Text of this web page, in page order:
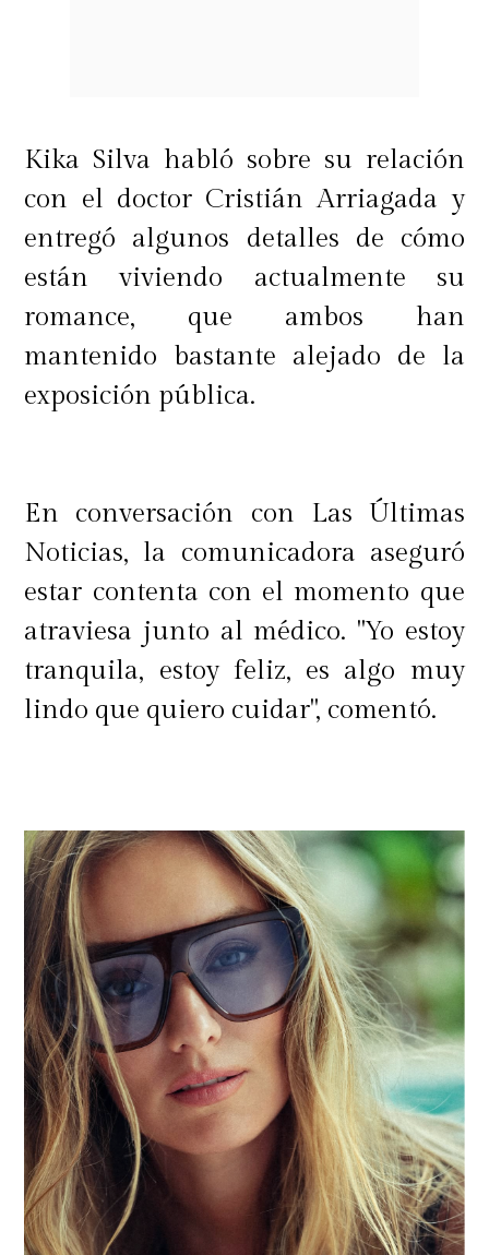
Kika Silva habló sobre su relación
con el doctor Cristián Arriagada y
entregó algunos detalles de cómo
están viviendo actualmente su
romance, que ambos han
mantenido bastante alejado de la
exposición pública.
En conversación con Las Últimas
Noticias, la comunicadora aseguró
estar contenta con el momento que
atraviesa junto al médico. "Yo estoy
tranquila, estoy feliz, es algo muy
lindo que quiero cuidar", comentó.